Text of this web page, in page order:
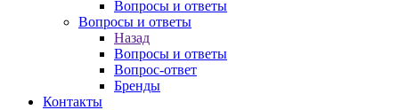
Вопросы и ответы
Вопросы и ответы
Назад
Вопросы и ответы
Вопрос-ответ
Бренды
Контакты